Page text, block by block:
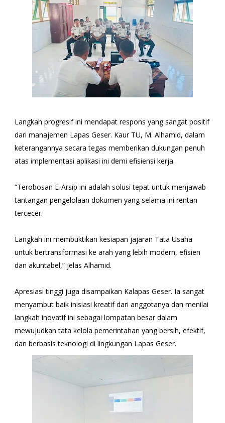
Langkah progresif ini mendapat respons yang sangat positif
dari manajemen Lapas Geser. Kaur TU, M. Alhamid, dalam
keterangannya secara tegas memberikan dukungan penuh
atas implementasi aplikasi ini demi efisiensi kerja.
“Terobosan E-Arsip ini adalah solusi tepat untuk menjawab
tantangan pengelolaan dokumen yang selama ini rentan
tercecer.
Langkah ini membuktikan kesiapan jajaran Tata Usaha
untuk bertransformasi ke arah yang lebih modern, efisien
dan akuntabel,” jelas Alhamid.
Apresiasi tinggi juga disampaikan Kalapas Geser. Ia sangat
menyambut baik inisiasi kreatif dari anggotanya dan menilai
langkah inovatif ini sebagai lompatan besar dalam
mewujudkan tata kelola pemerintahan yang bersih, efektif,
dan berbasis teknologi di lingkungan Lapas Geser.